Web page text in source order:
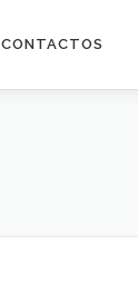
CONTACTOS